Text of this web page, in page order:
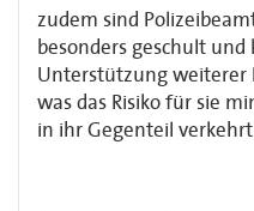
zudem sind
besonders geschult
Unterstützung weiterer
was das Risiko für sie
in ihr Gegenteil